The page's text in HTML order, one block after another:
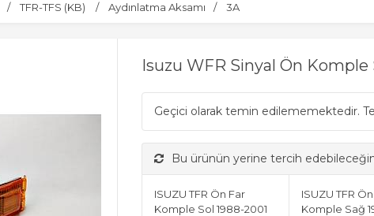
TFR-TFS (KB) Aydınlatma Aksamı 3A
Isuzu WFR Sinyal Ön Komple
Geçici olarak temin edilememektedir.
Bu ürünün yerine tercih
ISUZU TFR Ön Far
Komple Sol 1988-2001
ISUZU TFR
Komple Sağ